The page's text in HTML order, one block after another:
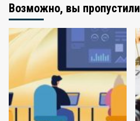
Возможно, вы пропустили